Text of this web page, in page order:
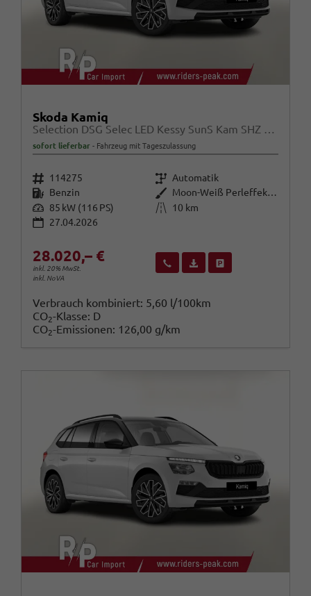
Skoda Kamiq
Selection DSG Selec LED Kessy SunS Kam SHZ Temp PDC
sofort lieferbar Fahrzeug mit Tageszulassung
Fahrzeugnr. 114275 Getriebe Automatik
Kraftstoff Benzin Außenfarbe
Moon-Weiß Perleffekt / Dach in B
Leistung 85 kW (116 PS) Kilometerstand
10 km
27.04.2026
28.020,– €
inkl. 20% MwSt.
inkl. NoVA
Wir rufen Sie anFahrzeugexposé (PDF)
Verbrauch kombiniert: 5,60 l/100km
CO2-Klasse: D
CO2-Emissionen: 126,00 g/km